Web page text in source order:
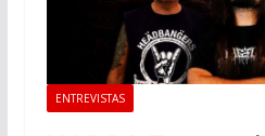
ENTREVISTAS